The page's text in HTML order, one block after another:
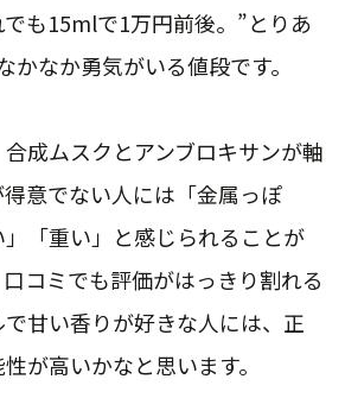
も15mlで1万円前後。”とりあ
かなか勇気がいる値段です。
成ムスクとアンブロキサンが軸
意でない人には「金属っぽ
「重い」と感じられることが
コミでも評価がはっきり割れる
甘い香りが好きな人には、正
が高いかなと思います。